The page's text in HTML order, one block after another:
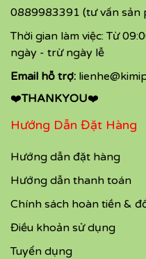
0889983391 (tư vấn sản
Thời gian làm việc: Từ
ngày - trừ ngày lễ
Email hỗ trợ:
❤️THANKYOU❤️
Hướng Dẫn Đặt Hàng
Hướng dẫn đặt hàng
Hướng dẫn thanh toán
Chính sách hoàn tiền &
Điều khoản sử dụng
Tuyển dụng